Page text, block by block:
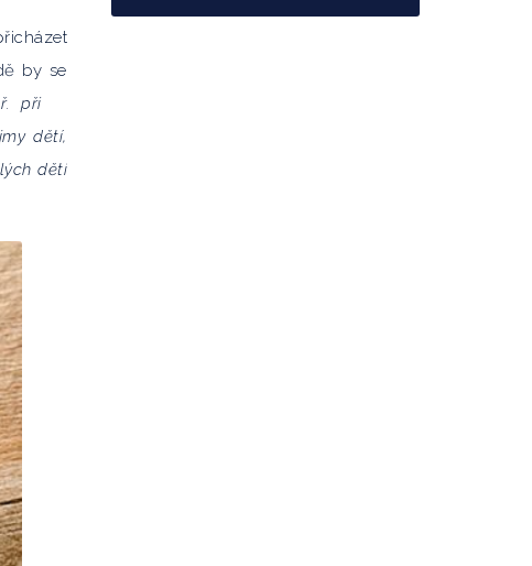
by se
při
dětí,
dětí